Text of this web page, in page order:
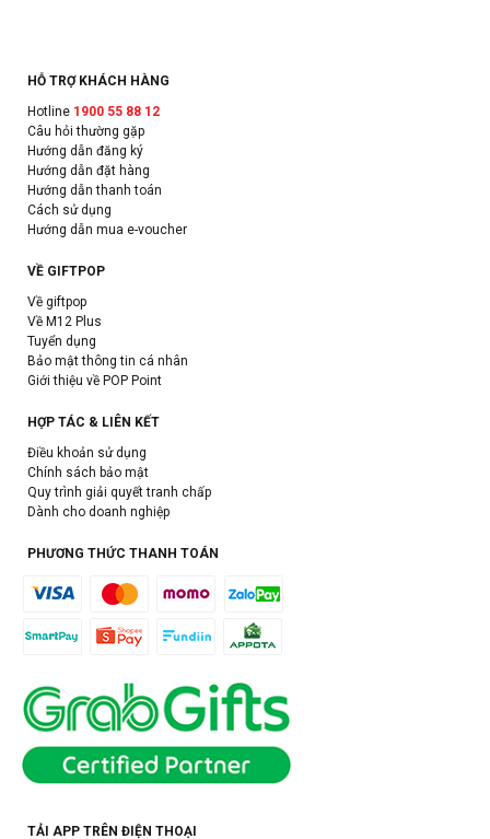
HỖ TRỢ KHÁCH HÀNG
Hotline 1900 55 88 12
Câu hỏi thường gặp
Hướng dẫn đăng ký
Hướng dẫn đặt hàng
Hướng dẫn thanh toán
Cách sử dụng
Hướng dẫn mua e-voucher
VỀ GIFTPOP
Về giftpop
Về M12 Plus
Tuyển dụng
Bảo mật thông tin cá nhân
Giới thiệu về POP Point
HỢP TÁC & LIÊN KẾT
Điều khoản sử dụng
Chính sách bảo mật
Quy trình giải quyết tranh chấp
Dành cho doanh nghiệp
PHƯƠNG THỨC THANH TOÁN
TẢI APP TRÊN ĐIỆN THOẠI